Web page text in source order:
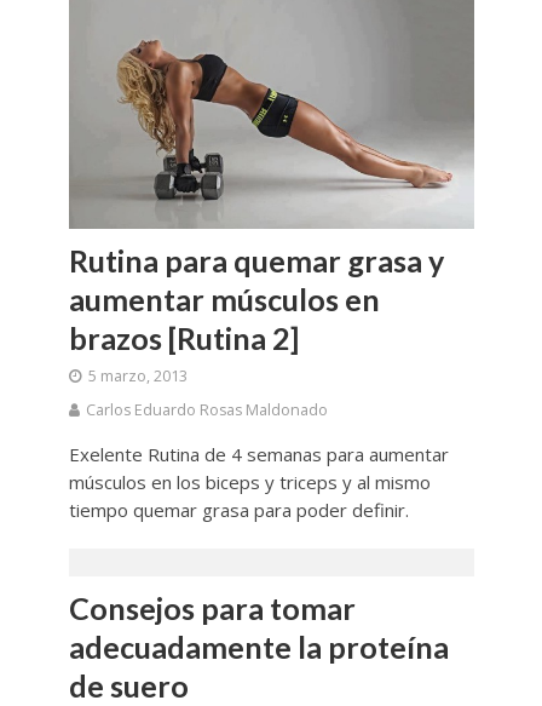
Rutina para quemar grasa y
aumentar músculos en
brazos [Rutina 2]
5 marzo, 2013
Carlos Eduardo Rosas Maldonado
Exelente Rutina de 4 semanas para aumentar
músculos en los biceps y triceps y al mismo
tiempo quemar grasa para poder definir.
Consejos para tomar
adecuadamente la proteína
de suero